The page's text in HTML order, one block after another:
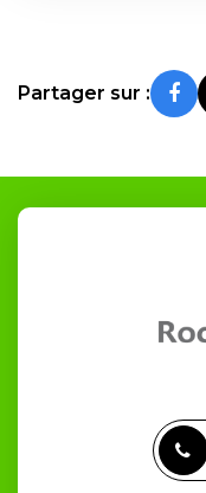
Partager sur :